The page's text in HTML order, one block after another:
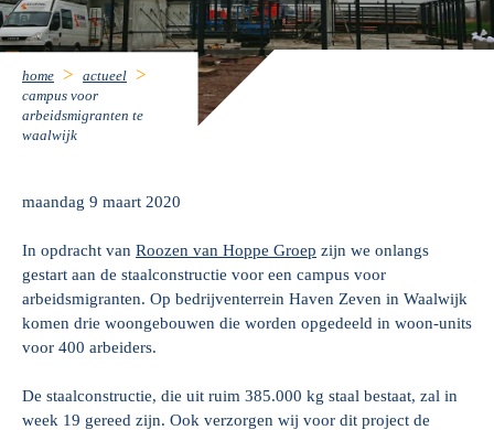
home
actueel
campus voor
arbeidsmigranten te
waalwijk
maandag 9 maart 2020
In opdracht van Roozen van Hoppe Groep zijn we onlangs
gestart aan de staalconstructie voor een campus voor
arbeidsmigranten. Op bedrijventerrein Haven Zeven in Waalwijk
komen drie woongebouwen die worden opgedeeld in woon-units
voor 400 arbeiders.
De staalconstructie, die uit ruim 385.000 kg staal bestaat, zal in
week 19 gereed zijn. Ook verzorgen wij voor dit project de